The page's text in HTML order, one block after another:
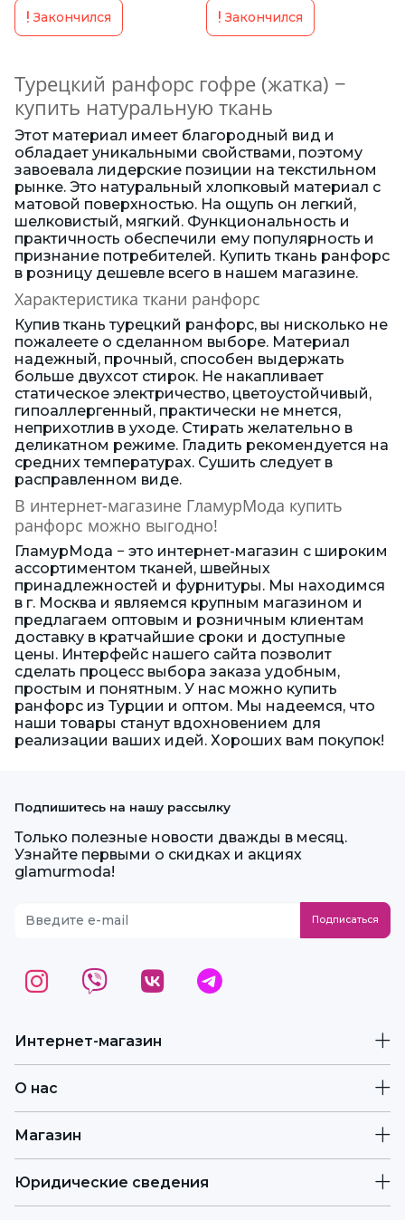
Закончился Закончился
Турецкий ранфорс гофре (жатка) −
купить натуральную ткань
Этот материал имеет благородный вид и
обладает уникальными свойствами, поэтому
завоевала лидерские позиции на текстильном
рынке. Это натуральный хлопковый материал с
матовой поверхностью. На ощупь он легкий,
шелковистый, мягкий. Функциональность и
практичность обеспечили ему популярность и
признание потребителей. Купить ткань ранфорс
в розницу дешевле всего в нашем магазине.
Характеристика ткани ранфорс
Купив ткань турецкий ранфорс, вы нисколько не
пожалеете о сделанном выборе. Материал
надежный, прочный, способен выдержать
больше двухсот стирок. Не накапливает
статическое электричество, цветоустойчивый,
гипоаллергенный, практически не мнется,
неприхотлив в уходе. Стирать желательно в
деликатном режиме. Гладить рекомендуется на
средних температурах. Сушить следует в
расправленном виде.
В интернет-магазине ГламурМода купить
ранфорс можно выгодно!
ГламурМода − это интернет-магазин с широким
ассортиментом тканей, швейных
принадлежностей и фурнитуры. Мы находимся
в г. Москва и являемся крупным магазином и
предлагаем оптовым и розничным клиентам
доставку в кратчайшие сроки и доступные
цены. Интерфейс нашего сайта позволит
сделать процесс выбора заказа удобным,
простым и понятным. У нас можно купить
ранфорс из Турции и оптом. Мы надеемся, что
наши товары станут вдохновением для
реализации ваших идей. Хороших вам покупок!
Интернет-магазин
О нас
Магазин
Юридические сведения
Подпишитесь на нашу рассылку
Только полезные новости дважды в месяц.
Узнайте первыми о скидках и акциях
glamurmoda!